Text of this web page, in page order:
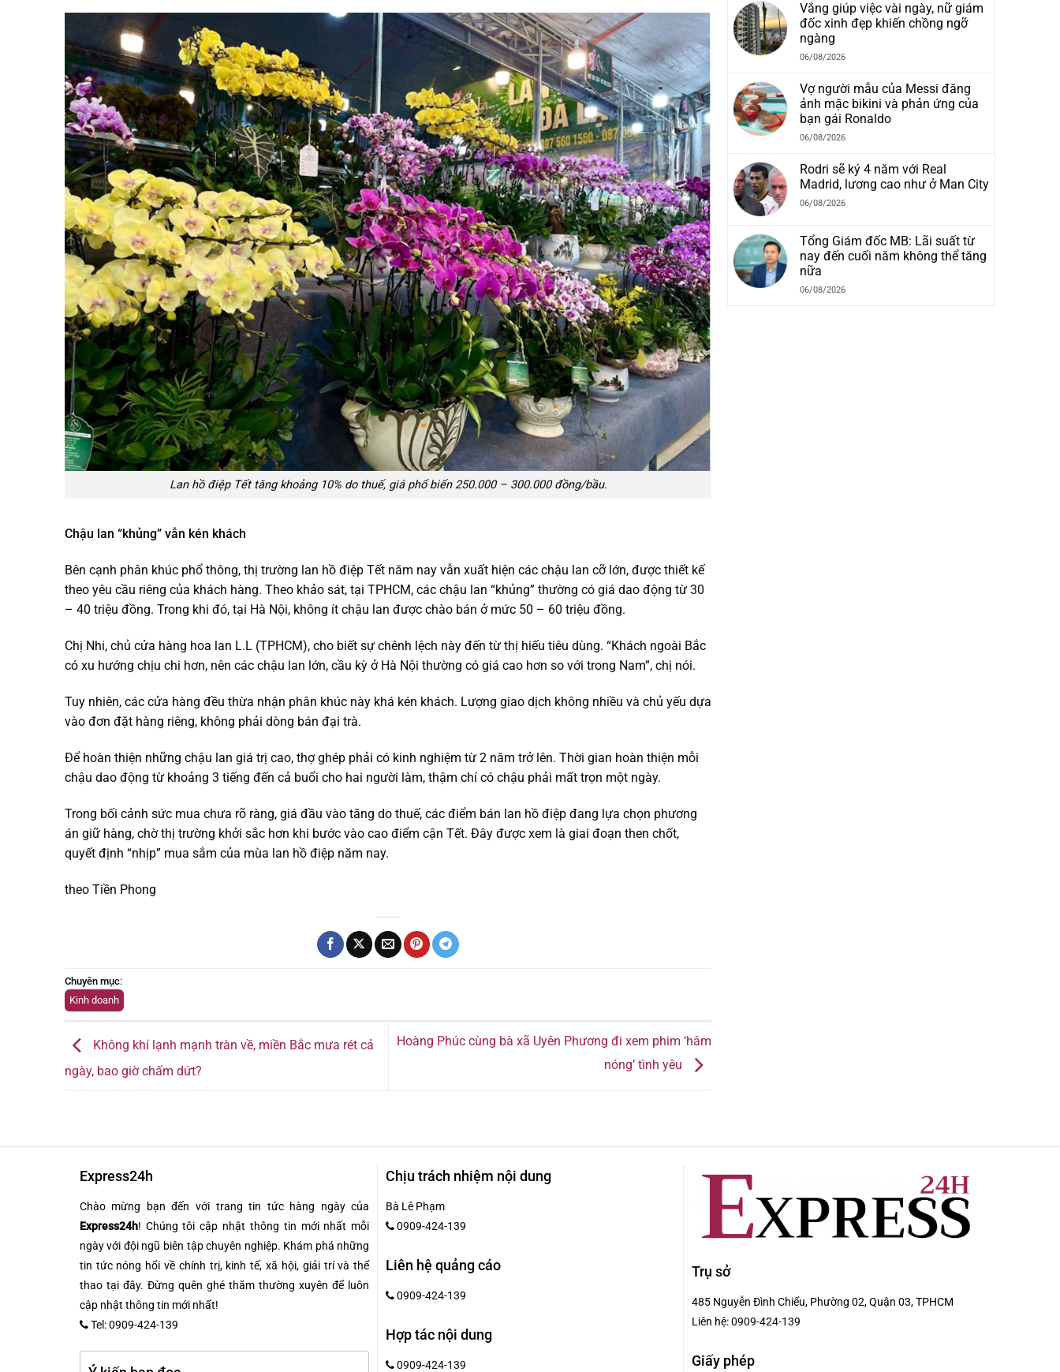
Lan hồ điệp Tết tăng khoảng 10% do thuế, giá phổ biến 250.000 – 300.000 đồng/bầu.
Chậu lan “khủng” vẫn kén khách
Bên cạnh phân khúc phổ thông, thị trường lan hồ điệp Tết năm nay vẫn xuất hiện các chậu lan cỡ lớn, được thiết kế
theo yêu cầu riêng của khách hàng. Theo khảo sát, tại TPHCM, các chậu lan “khủng” thường có giá dao động từ 30
– 40 triệu đồng. Trong khi đó, tại Hà Nội, không ít chậu lan được chào bán ở mức 50 – 60 triệu đồng.
Chị Nhi, chủ cửa hàng hoa lan L.L (TPHCM), cho biết sự chênh lệch này đến từ thị hiếu tiêu dùng. “Khách ngoài Bắc
có xu hướng chịu chi hơn, nên các chậu lan lớn, cầu kỳ ở Hà Nội thường có giá cao hơn so với trong Nam”, chị nói.
Tuy nhiên, các cửa hàng đều thừa nhận phân khúc này khá kén khách. Lượng giao dịch không nhiều và chủ yếu dựa
vào đơn đặt hàng riêng, không phải dòng bán đại trà.
Để hoàn thiện những chậu lan giá trị cao, thợ ghép phải có kinh nghiệm từ 2 năm trở lên. Thời gian hoàn thiện mỗi
chậu dao động từ khoảng 3 tiếng đến cả buổi cho hai người làm, thậm chí có chậu phải mất trọn một ngày.
Trong bối cảnh sức mua chưa rõ ràng, giá đầu vào tăng do thuế, các điểm bán lan hồ điệp đang lựa chọn phương
án giữ hàng, chờ thị trường khởi sắc hơn khi bước vào cao điểm cận Tết. Đây được xem là giai đoạn then chốt,
quyết định “nhịp” mua sắm của mùa lan hồ điệp năm nay.
theo Tiền Phong
Chuyên mục:
Kinh doanh
Không khí lạnh mạnh tràn về, miền Bắc mưa rét cả
ngày, bao giờ chấm dứt?
Hoàng Phúc cùng bà xã Uyên Phương đi xem phim ‘hâm
nóng’ tình yêu
Vắng giúp việc vài ngày, nữ giám
đốc xinh đẹp khiến chồng ngỡ
ngàng
06/08/2026
Vợ người mẫu của Messi đăng
ảnh mặc bikini và phản ứng của
bạn gái Ronaldo
06/08/2026
Rodri sẽ ký 4 năm với Real
Madrid, lương cao như ở Man City
06/08/2026
Tổng Giám đốc MB: Lãi suất từ
nay đến cuối năm không thể tăng
nữa
06/08/2026
Express24h
Chào mừng bạn đến với trang tin tức hàng ngày của
Express24h! Chúng tôi cập nhật thông tin mới nhất mỗi
ngày với đội ngũ biên tập chuyên nghiệp. Khám phá những
tin tức nóng hổi về chính trị, kinh tế, xã hội, giải trí và thể
thao tại đây. Đừng quên ghé thăm thường xuyên để luôn
cập nhật thông tin mới nhất!
Tel: 0909-424-139
Chịu trách nhiệm nội dung
Bà Lê Phạm
0909-424-139
Liên hệ quảng cáo
0909-424-139
Hợp tác nội dung
0909-424-139
Trụ sở
485 Nguyễn Đình Chiểu, Phường 02, Quận 03, TPHCM
Liên hệ:0909-424-139
Giấy phép